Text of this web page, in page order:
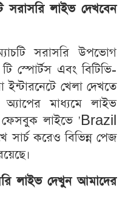
সরাসরি লাইভ দেখবেন
সরাসরি উপভোগ
স্পোর্টস এবং বিটিভি-
খেলা দেখতে
মাধ্যমে লাইভ
ফেসবুক লাইভে 'Brazil
করেও বিভিন্ন পেজ
লাইভ দেখুন আমাদের